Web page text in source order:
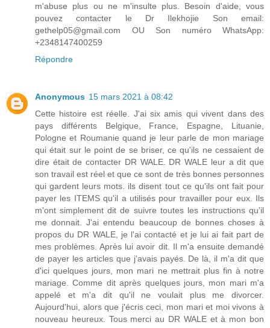
m'abuse plus ou ne m'insulte plus. Besoin d'aide, vous
pouvez contacter le Dr Ilekhojie Son email:
gethelp05@gmail.com OU Son numéro WhatsApp:
+2348147400259
Répondre
Anonymous 15 mars 2021 à 08:42
Cette histoire est réelle. J'ai six amis qui vivent dans des
pays différents Belgique, France, Espagne, Lituanie,
Pologne et Roumanie quand je leur parle de mon mariage
qui était sur le point de se briser, ce qu'ils ne cessaient de
dire était de contacter DR WALE. DR WALE leur a dit que
son travail est réel et que ce sont de très bonnes personnes
qui gardent leurs mots. ils disent tout ce qu'ils ont fait pour
payer les ITEMS qu'il a utilisés pour travailler pour eux. Ils
m'ont simplement dit de suivre toutes les instructions qu'il
me donnait. J'ai entendu beaucoup de bonnes choses à
propos du DR WALE, je l'ai contacté et je lui ai fait part de
mes problèmes. Après lui avoir dit. Il m'a ensuite demandé
de payer les articles que j'avais payés. De là, il m'a dit que
d'ici quelques jours, mon mari ne mettrait plus fin à notre
mariage. Comme dit après quelques jours, mon mari m'a
appelé et m'a dit qu'il ne voulait plus me divorcer.
Aujourd'hui, alors que j'écris ceci, mon mari et moi vivons à
nouveau heureux. Tous merci au DR WALE et à mon bon